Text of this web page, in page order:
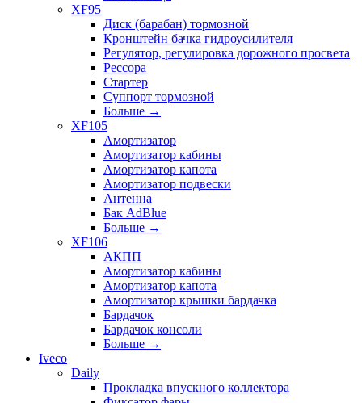
XF95
Диск (барабан) тормозной
Кронштейн бачка гидроусилителя
Регулятор, регулировка дорожного просвета
Рессора
Стартер
Суппорт тормозной
Больше →
XF105
Амортизатор
Амортизатор кабины
Амортизатор капота
Амортизатор подвески
Антенна
Бак AdBlue
Больше →
XF106
АКПП
Амортизатор кабины
Амортизатор капота
Амортизатор крышки бардачка
Бардачок
Бардачок консоли
Больше →
Iveco
Daily
Прокладка впускного коллектора